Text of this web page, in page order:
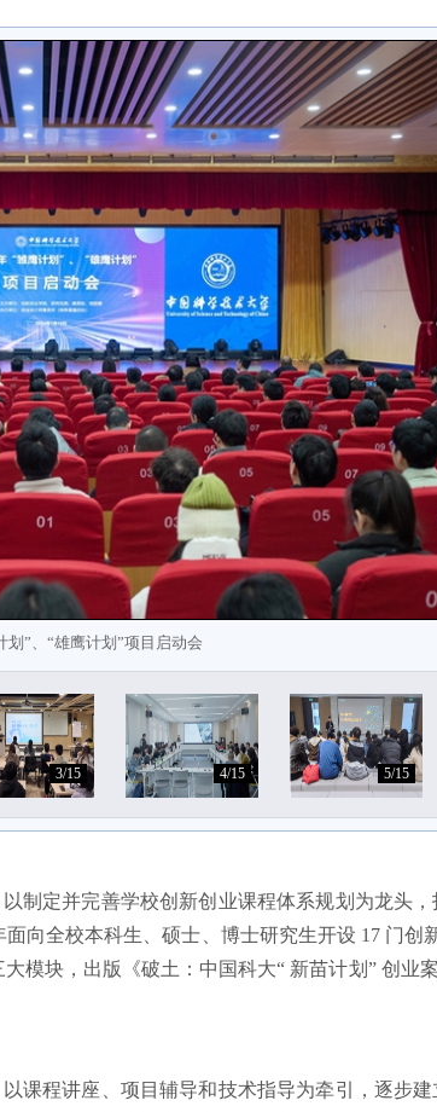
划”、“雄鹰计划”项目启动会
3/15 4/15 5/15
制定并完善学校创新创业课程体系规划为龙头
向全校本科生、硕士、博士研究生开设 17 门创
模块，出版《破土：中国科大“ 新苗计划” 创业
课程讲座、 项目辅导和技术指导为牵引，逐步建